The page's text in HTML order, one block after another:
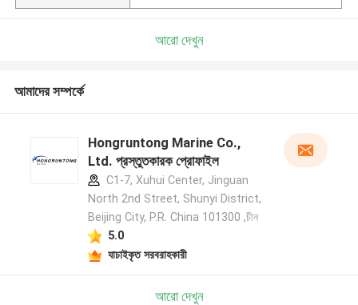
আরো দেখুন
আমাদের সম্পর্কে
Hongruntong Marine Co.,
Ltd. প্রস্তুতকারক প্রোফাইল
C1-7, Xuhui Center, Jinguan
North 2nd Street, Shunyi District,
Beijing City, P.R. China 101300 ,চীন
5.0
যাচাইকৃত সরবরাহকারী
আরো দেখুন